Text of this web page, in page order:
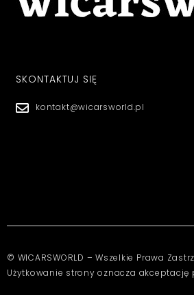
SKONTAKTUJ SIĘ
kontakt@wicarsworld.pl
© WICARSWORLD – Wszelkie Prawa
Użytkowanie strony oznacza akceptację